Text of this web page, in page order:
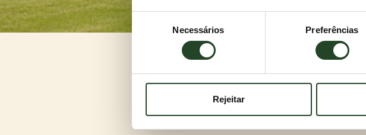
de
consentimento
Necessários Preferências
Rejeitar